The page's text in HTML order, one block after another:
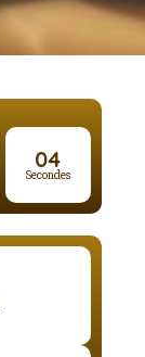
03
Secondes